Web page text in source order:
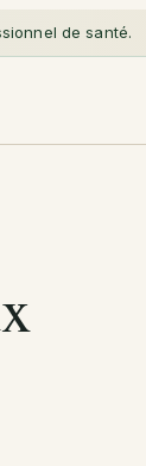
de santé.